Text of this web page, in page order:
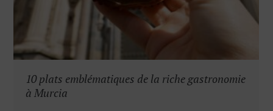
10 plats emblématiques de la riche gastronomie
à Murcia